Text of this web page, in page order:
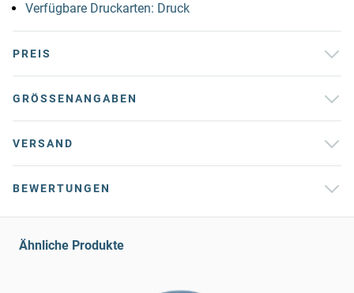
Verfügbare Druckarten: Druck
PREIS
GRÖSSENANGABEN
VERSAND
BEWERTUNGEN
Ähnliche Produkte